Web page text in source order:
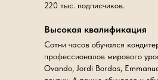
Сотни часов обучался
профессионалов мирового
Ovando, Jordi Bordas,
Высокая квалификация
220 тыс. подписчиков.